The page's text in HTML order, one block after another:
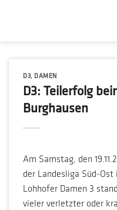
D3, DAMEN
D3: Teilerfolg
Burghausen
Am Samstag, den
der Landesliga Süd-
Lohhofer Damen 3
vieler verletzter oder